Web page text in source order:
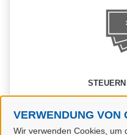
VERWENDUNG VON
Wir verwenden Cookies, um